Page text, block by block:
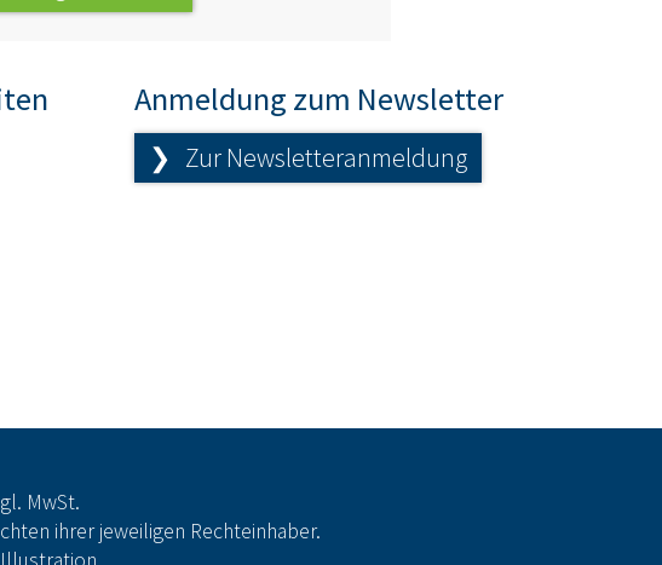
Anmeldung zum Newsletter
❯ Zur Newsletteranmeldung
MwSt.
ihrer jeweiligen Rechteinhaber.